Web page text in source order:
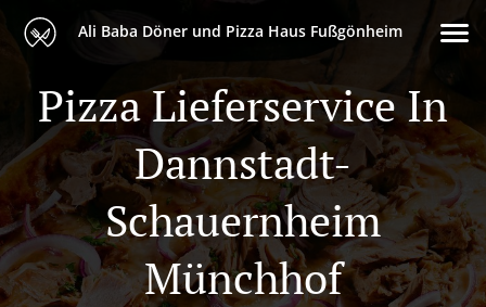
Ali Baba Döner und Pizza Haus Fußgönheim
Pizza Lieferservice In
Dannstadt-
Schauernheim
Münchhof